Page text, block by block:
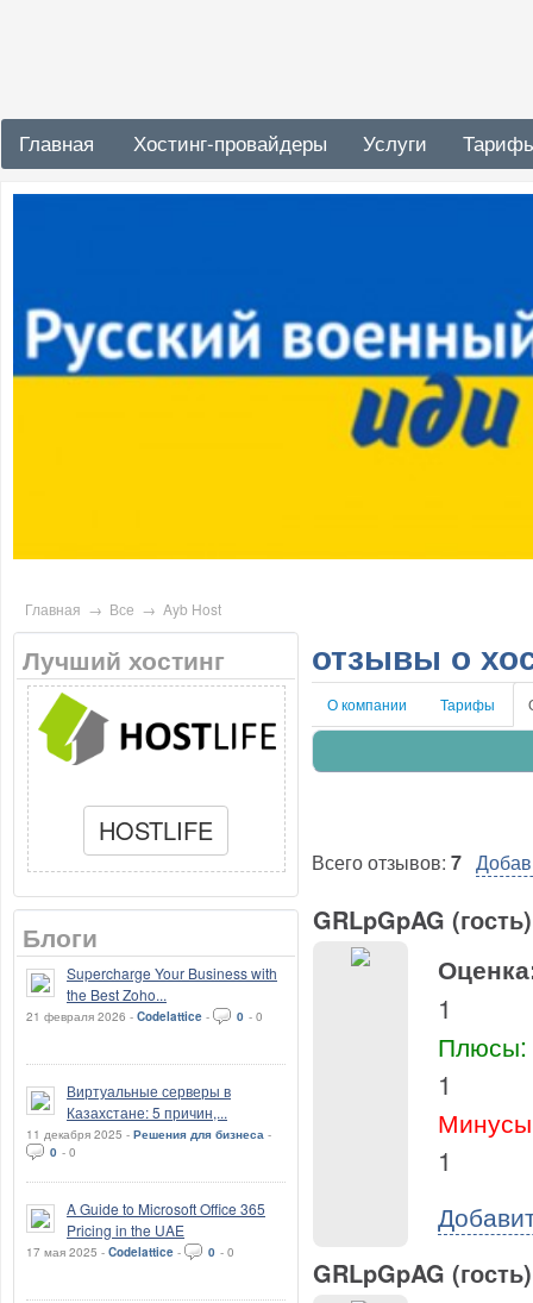
Главная Хостинг-провайдеры Услуги
Главная → Все → Ayb Host
Лучший хостинг
HOSTLIFE
Блоги
Supercharge Your Business with
the Best Zoho...
21 февраля 2026 - Codelattice - 0 - 0
Виртуальные серверы в
Казахстане: 5 причин,...
11 декабря 2025 - Решения для бизнеса -
0 - 0
A Guide to Microsoft Office 365
Pricing in the UAE
17 мая 2025 - Codelattice - 0 - 0
отзывы о
О компании Тарифы
Всего отзывов: 7
GRLpGpAG (гость)
1
Плюсы:
1
1
GRLpGpAG (гость)